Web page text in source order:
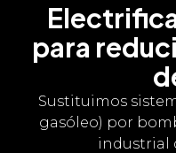
para
Sustituimos
gasóleo) por
industrial